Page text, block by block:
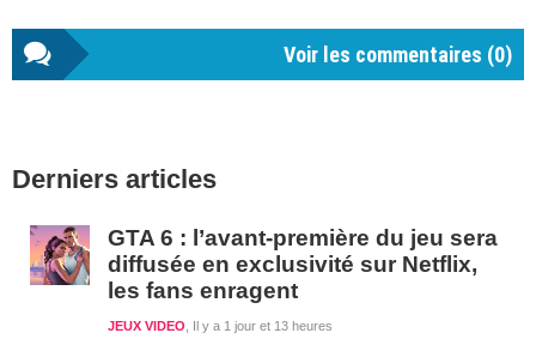
Voir les commentaires (0)
latérale
Derniers articles
GTA 6 : l’avant-première du jeu sera
diffusée en exclusivité sur Netflix,
les fans enragent
Il y a 1 jour et 13 heures
JEUX VIDEO